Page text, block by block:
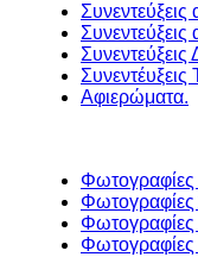
Συνεντεύξεις
Αφιερώματα.
Φωτογραφίες
Φωτογραφίες